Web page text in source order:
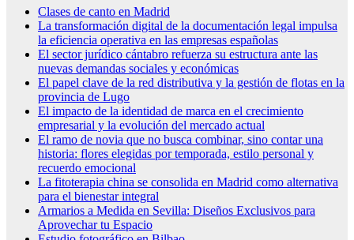
Clases de canto en Madrid
La transformación digital de la documentación legal impulsa
la eficiencia operativa en las empresas españolas
El sector jurídico cántabro refuerza su estructura ante las
nuevas demandas sociales y económicas
El papel clave de la red distributiva y la gestión de flotas en la
provincia de Lugo
El impacto de la identidad de marca en el crecimiento
empresarial y la evolución del mercado actual
El ramo de novia que no busca combinar, sino contar una
historia: flores elegidas por temporada, estilo personal y
recuerdo emocional
La fitoterapia china se consolida en Madrid como alternativa
para el bienestar integral
Armarios a Medida en Sevilla: Diseños Exclusivos para
Aprovechar tu Espacio